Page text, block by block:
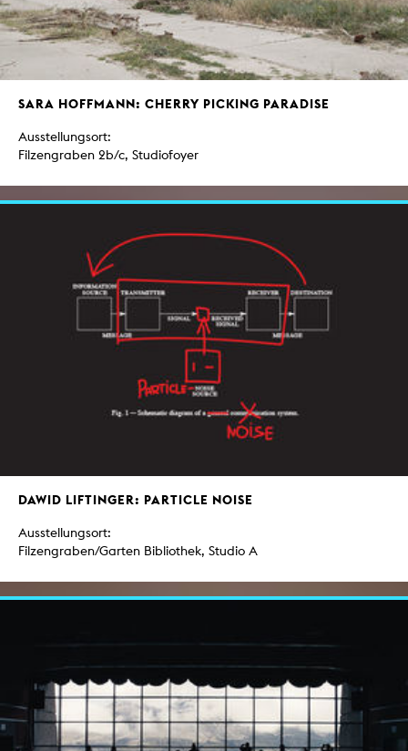
SARA HOFFMANN: CHERRY PICKING PARADISE
Ausstellungsort:
Filzengraben 2b/c, Studiofoyer
DAWID LIFTINGER: PARTICLE NOISE
Ausstellungsort:
Filzengraben/Garten Bibliothek, Studio A